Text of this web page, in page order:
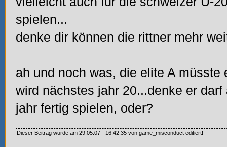
spielen...
denke dir können die rittner mehr
ah und noch was, die elite A
wird nächstes jahr 20...denke er
jahr fertig spielen, oder?
Dieser Beitrag wurde am 29.05.07 - 16:42:35 von game_misconduct editiert!